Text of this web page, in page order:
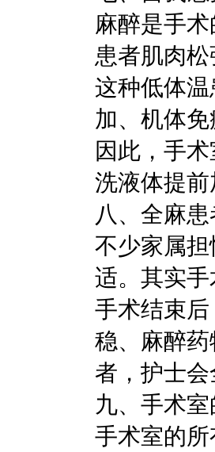
麻醉是手
患者肌肉
这种低体
加、机体
因此，手
洗液体提
八、全麻
不少家属
适。其实
手术结束
稳、麻醉
者，护士
九、手术
手术室的